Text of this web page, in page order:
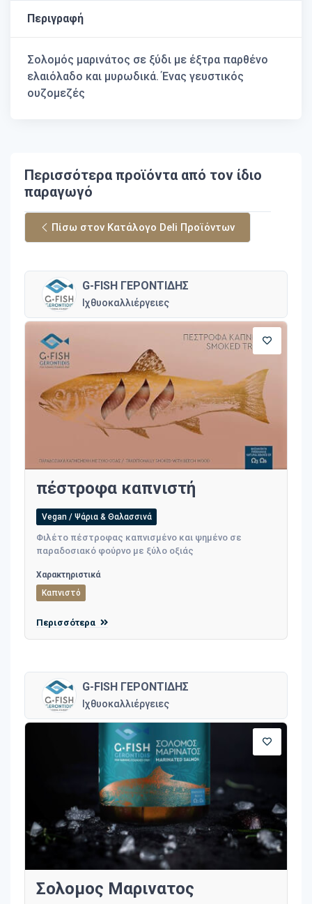
Περιγραφή
Σολομός μαρινάτος σε ξύδι με έξτρα παρθένο
ελαιόλαδο και μυρωδικά. Ένας γευστικός
ουζομεζές
Περισσότερα προϊόντα από τον ίδιο
παραγωγό
Πίσω στον Κατάλογο Deli Προϊόντων
G-FISH ΓΕΡΟΝΤΙΔΗΣ
Ιχθυοκαλλιέργειες
πέστροφα καπνιστή
Vegan / Ψάρια & Θαλασσινά
Φιλέτο πέστροφας καπνισμένο και ψημένο σε
παραδοσιακό φούρνο με ξύλο οξιάς
Χαρακτηριστικά
Καπνιστό
Περισσότερα
G-FISH ΓΕΡΟΝΤΙΔΗΣ
Ιχθυοκαλλιέργειες
Σολομος Μαρινατος